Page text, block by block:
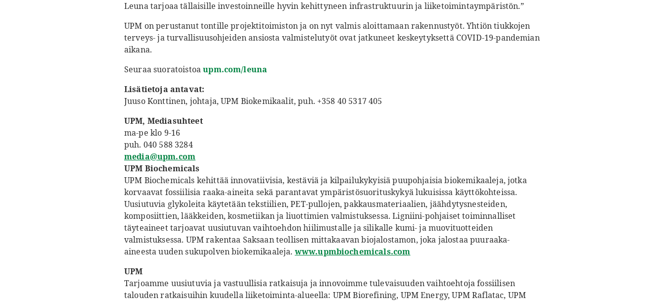
Leuna tarjoaa tällaisille investoinneille hyvin kehittyneen infrastruktuurin ja liiketoimintaympäristön.”
UPM on perustanut tontille projektitoimiston ja on nyt valmis aloittamaan rakennustyöt. Yhtiön tiukkojen
terveys- ja turvallisuusohjeiden ansiosta valmistelutyöt ovat jatkuneet keskeytyksettä COVID-19-pandemian
aikana.
Seuraa suoratoistoaupm.com/leuna
Lisätietoja antavat:
Juuso Konttinen, johtaja, UPM Biokemikaalit, puh. +358 40 5317 405
UPM, Mediasuhteet
ma-pe klo 9-16
puh. 040 588 3284
media@upm.com
UPM Biochemicals
UPM Biochemicals kehittää innovatiivisia, kestäviä ja kilpailukykyisiä puupohjaisia biokemikaaleja, jotka
korvaavat fossiilisia raaka-aineita sekä parantavat ympäristösuorituskykyä lukuisissa käyttökohteissa.
Uusiutuvia glykoleita käytetään tekstiilien, PET-pullojen, pakkausmateriaalien, jäähdytysnesteiden,
komposiittien, lääkkeiden, kosmetiikan ja liuottimien valmistuksessa. Ligniini-pohjaiset toiminnalliset
täyteaineet tarjoavat uusiutuvan vaihtoehdon hiilimustalle ja silikalle kumi- ja muovituotteiden
valmistuksessa. UPM rakentaa Saksaan teollisen mittakaavan biojalostamon, joka jalostaa puuraaka-
aineesta uuden sukupolven biokemikaaleja. www.upmbiochemicals.com
UPM
Tarjoamme uusiutuvia ja vastuullisia ratkaisuja ja innovoimme tulevaisuuden vaihtoehtoja fossiilisen
talouden ratkaisuihin kuudella liiketoiminta-alueella: UPM Biorefining, UPM Energy, UPM Raflatac, UPM